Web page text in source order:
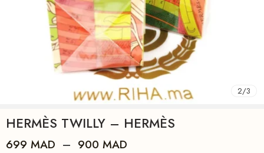
2/3
HERMÈS TWILLY – HERMÈS
699 MAD – 900 MAD